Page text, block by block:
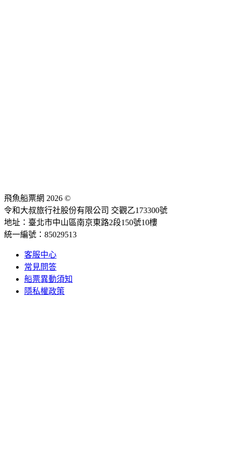
飛魚船票網 2026 ©
令和大叔旅行社股份有限公司 交觀乙173300號
地址：臺北市中山區南京東路2段150號10樓
統一編號：85029513
客服中心
常見問答
船票異動須知
隱私權政策